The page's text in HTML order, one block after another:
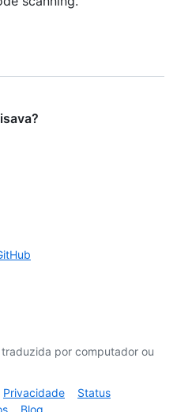
por computador ou
Privacidade
Status